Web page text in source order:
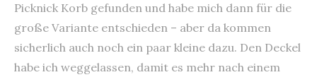
Picknick Korb gefunden und habe mich dann für die
große Variante entschieden – aber da kommen
sicherlich auch noch ein paar kleine dazu. Den Deckel
habe ich weggelassen, damit es mehr nach einem